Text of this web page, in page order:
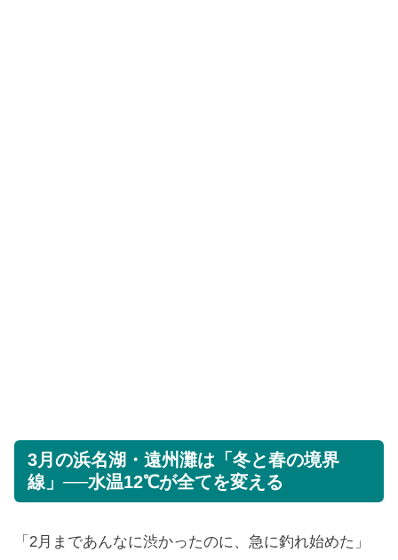
3月の浜名湖・遠州灘は「冬と春の境界
線」──水温12℃が全てを変える
「2月まであんなに渋かったのに、急に釣れ始めた」